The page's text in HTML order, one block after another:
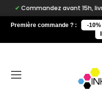
avant 15h, livré demain.
Première commande ? : -10%